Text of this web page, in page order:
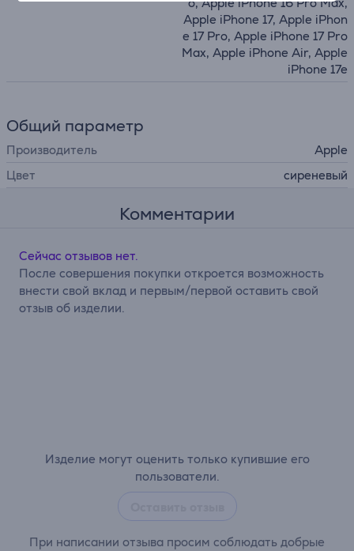
Apple iPhone 17, Apple iPhon
e 17 Pro, Apple iPhone 17 Pro
Max, Apple iPhone Air, Apple
iPhone 17e
Общий параметр
Производитель
Apple
Цвет
сиреневый
Комментарии
Изделие могут оценить только купившие его
пользователи.
При написании отзыва просим соблюдать добрые
Сейчас отзывов нет.
После совершения покупки откроется возможность
внести свой вклад и первым/первой оставить свой
отзыв об изделии.